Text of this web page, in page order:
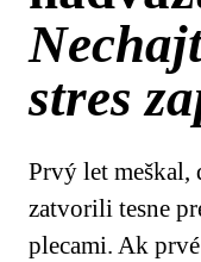
stres
Prvý let meškal,
zatvorili tesne
plecami. Ak